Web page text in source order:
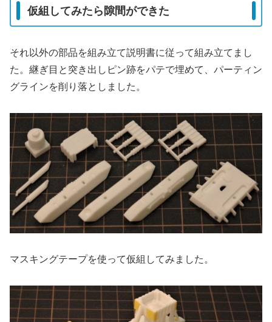
仮組してみたら隙間ができた
それ以外の部品を組み立て説明書に従って組み立てまし
た。継ぎ目と突き出しピン跡をパテで埋めて、パーティン
グラインを削り落としました。
マスキングテープを使って仮組してみました。